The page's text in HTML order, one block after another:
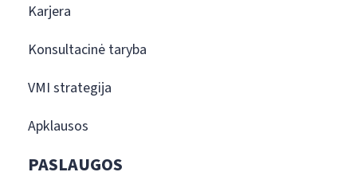
Karjera
Konsultacinė taryba
VMI strategija
Apklausos
PASLAUGOS